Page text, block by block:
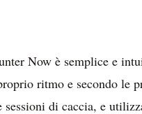
Now è semplice e
ritmo e secondo le
sessioni di caccia, e